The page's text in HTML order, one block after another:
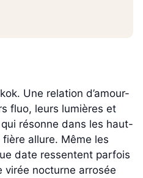
Une relation d’amour-
fluo, leurs lumières et
résonne dans les haut-
allure. Même les
date ressentent parfois
virée nocturne arrosée